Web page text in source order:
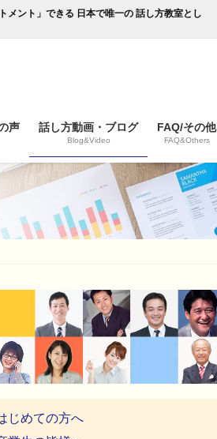
メント」できる 日本で唯一の 話し方教室とし
声 話し方動画・ブログ
Blog&Video
FAQ/その他
FAQ&Others
じめての方へ